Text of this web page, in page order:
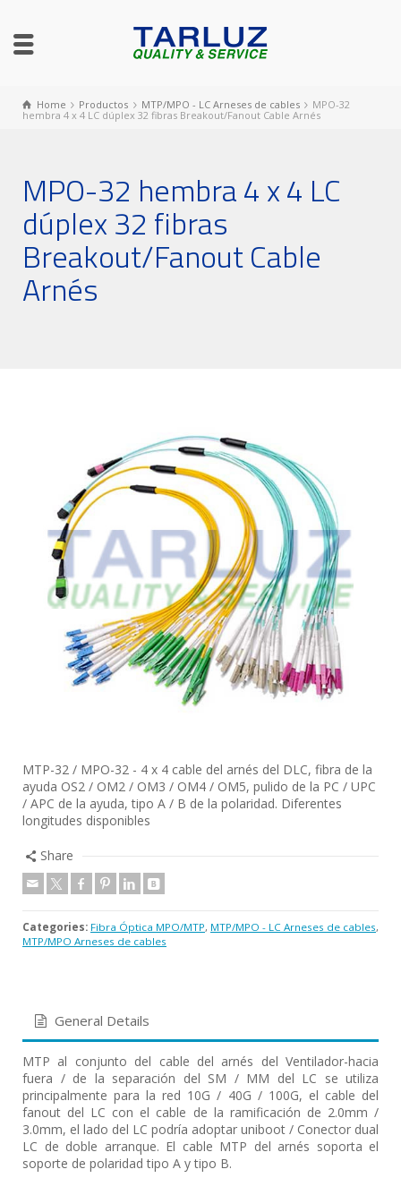
Home Productos MTP/MPO - LC Arneses de cables
MPO-32
hembra 4 x 4 LC dúplex 32 fibras Breakout/Fanout Cable Arnés
MPO-32 hembra 4 x 4 LC
dúplex 32 fibras
Breakout/Fanout Cable
Arnés
MTP-32 / MPO-32 - 4 x 4 cable del arnés del DLC, fibra de la
ayuda OS2 / OM2 / OM3 / OM4 / OM5, pulido de la PC / UPC
/ APC de la ayuda, tipo A / B de la polaridad. Diferentes
longitudes disponibles
Share
Categories: Fibra Óptica MPO/MTP, MTP/MPO - LC Arneses de cables,
MTP/MPO Arneses de cables
General Details
MTP al conjunto del cable del arnés del Ventilador-hacia
fuera / de la separación del SM / MM del LC se utiliza
principalmente para la red 10G / 40G / 100G, el cable del
fanout del LC con el cable de la ramificación de 2.0mm /
3.0mm, el lado del LC podría adoptar uniboot / Conector dual
LC de doble arranque. El cable MTP del arnés soporta el
soporte de polaridad tipo A y tipo B.